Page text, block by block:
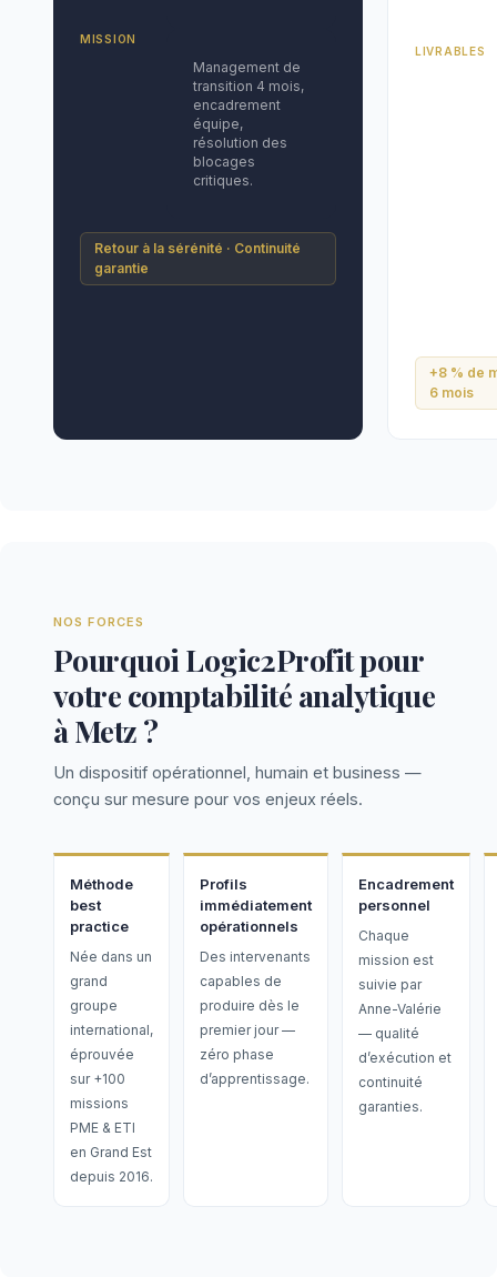
MISSION
Management de
transition 4 mois,
encadrement
équipe,
résolution des
blocages
critiques.
Retour à la sérénité · Continuité
garantie
LIVRABLES
+8 % de
6 mois
NOS FORCES
Pourquoi Logic2Profit pour
votre comptabilité analytique
à Metz ?
Un dispositif opérationnel, humain et business —
conçu sur mesure pour vos enjeux réels.
Méthode
best
practice
Née dans un
grand
groupe
international,
éprouvée
sur +100
missions
PME & ETI
en Grand Est
depuis 2016.
Profils
immédiatement
opérationnels
Des intervenants
capables de
produire dès le
premier jour —
zéro phase
d’apprentissage.
Encadrement
personnel
Chaque
mission est
suivie par
Anne-Valérie
— qualité
d’exécution et
continuité
garanties.